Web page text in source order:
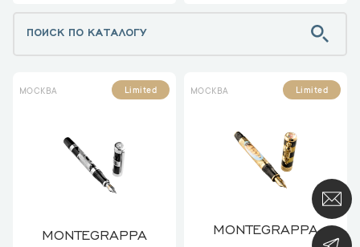
МОСКВА Limited
MONTEGRAPPA
МОСКВА Limited
MONTEGRAPPA